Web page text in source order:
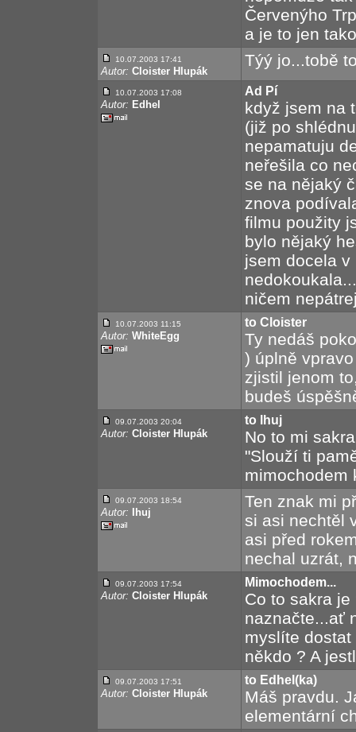
Červenýho
a je to jen
10.07.2003 17:41
Autor: Cloister Hlupák
Týý jo...tobě
10.07.2003 17:08
Autor: Edhel
Ad Pí
když jsem na
(již po
nepamatuju
neřešila co
se na nějaký
znova
filmu použity
bylo nějaký
jsem docela
ničem
10.07.2003 11:15
Autor: WhiteEgg
to Cloister
Ty nedáš
) úplně
zjistil jenom
budeš
09.07.2003 20:04
Autor: Cloister Hlupák
to lhuj
No to mi
"Slouží ti
mimochodem
09.07.2003 18:54
Autor: Ihuj
Ten znak mi
si asi nechtěl
asi před
nechal uzrát,
09.07.2003 17:54
Autor: Cloister Hlupák
Mimochodem...
Co to sakra je
naznačte...ať
myslíte
někdo ? A
09.07.2003 17:51
Autor: Cloister Hlupák
to Edhel(ka)
Máš pravdu.
elementární